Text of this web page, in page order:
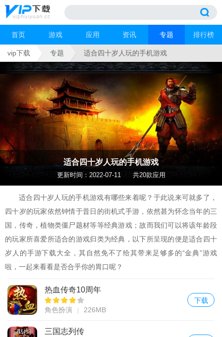
首页 游戏 应用 资讯 专题 排行榜
vip下载 专题 适合四十岁人玩的手机游戏
适合四十岁人玩的手机游戏
更新时间：2022-07-11 共20款应用
适合四十岁人玩的手机游戏有哪些来着呢？于此说来可就多了，
四十岁的玩家依然钟情于昔日的街机式手游，依然甚为怀念当年的三
国，传奇，植物类僵尸题材等等经典游戏；故而我们可以将该年龄段
的玩家所喜爱所适合的游戏归类为经典，以下所呈现的便是适合四十
岁人的手游下载大全，其自然免不了给其带来足够多的“金典”游戏
啦，一起来看看是否合乎你的胃口呢？
热血传奇10周年
角色扮演 226MB
下载
三国志列传